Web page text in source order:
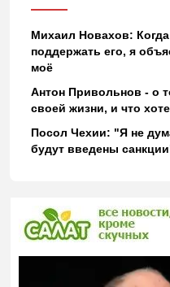
Михаил Новахов:
поддержать его, я
моё
Антон Привольнов - о
своей жизни, и что
Посол Чехии: "Я не
будут введены